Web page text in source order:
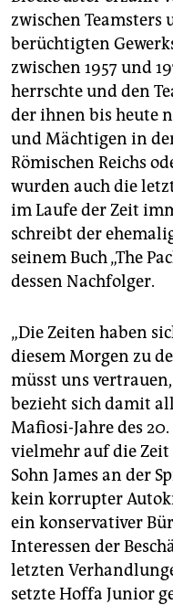
zwischen Teamsters
berüchtigten
zwischen 1957 und
herrschte und den
der ihnen bis heute
und Mächtigen in
Römischen Reichs
wurden auch die
im Laufe der Zeit
schreibt der
seinem Buch „The
dessen Nachfolger.
„Die Zeiten haben
diesem Morgen zu
müsst uns
bezieht sich damit
Mafiosi-Jahre des
vielmehr auf die Zeit
Sohn James an der
kein korrupter
ein konservativer
Interessen der
letzten
setzte Hoffa Junior